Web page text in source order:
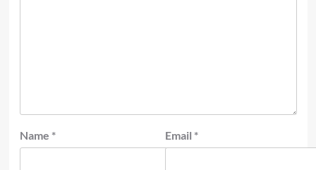
Name * Email *